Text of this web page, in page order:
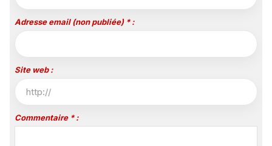
Adresse email (non publiée) * :
Site web :
Commentaire * :